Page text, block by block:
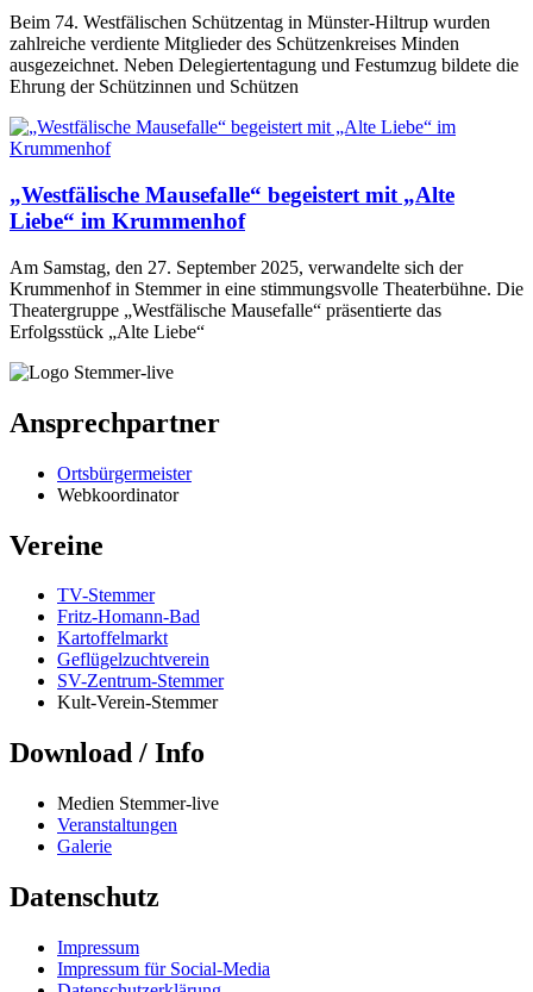
Beim 74. Westfälischen Schützentag in Münster-Hiltrup wurden
zahlreiche verdiente Mitglieder des Schützenkreises Minden
ausgezeichnet. Neben Delegiertentagung und Festumzug bildete die
Ehrung der Schützinnen und Schützen
„Westfälische Mausefalle“ begeistert mit „Alte
Liebe“ im Krummenhof
Am Samstag, den 27. September 2025, verwandelte sich der
Krummenhof in Stemmer in eine stimmungsvolle Theaterbühne. Die
Theatergruppe „Westfälische Mausefalle“ präsentierte das
Erfolgsstück „Alte Liebe“
Ansprechpartner
Ortsbürgermeister
Webkoordinator
Vereine
TV-Stemmer
Fritz-Homann-Bad
Kartoffelmarkt
Geflügelzuchtverein
SV-Zentrum-Stemmer
Kult-Verein-Stemmer
Download / Info
Medien Stemmer-live
Veranstaltungen
Galerie
Datenschutz
Impressum
Impressum für Social-Media